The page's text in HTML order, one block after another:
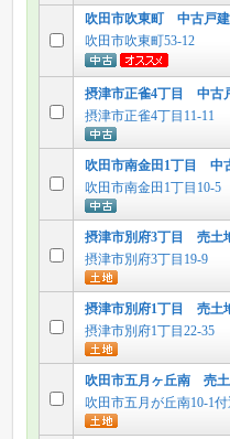
吹田市吹東町 中古戸建
吹田市吹東町53-12
摂津市正雀4丁目 中古
摂津市正雀4丁目11-11
吹田市南金田1丁目 中
吹田市南金田1丁目10-5
摂津市別府3丁目 売土
摂津市別府3丁目19-9
摂津市別府1丁目 売土
摂津市別府1丁目22-35
吹田市五月ヶ丘南 売土
吹田市五月が丘南10-1付